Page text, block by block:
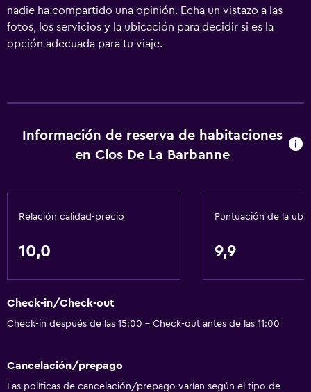
nadie ha compartido una opinión. Echa un vistazo a las
fotos, los servicios y la ubicación para decidir si es la
opción adecuada para tu viaje.
Información de reserva de habitaciones
en Clos De La Barbanne
Relación calidad-precio
10,0
Puntuación de la
9,9
Check-in/Check-out
Check-in después de las 15:00 - Check-out antes de las 11:00
Cancelación/prepago
Las políticas de cancelación/prepago varían según el tipo de